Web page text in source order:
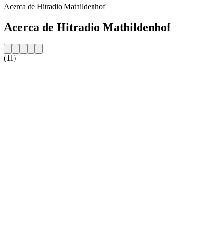
Acerca de Hitradio Mathildenhof
Acerca de Hitradio Mathildenhof
(11)